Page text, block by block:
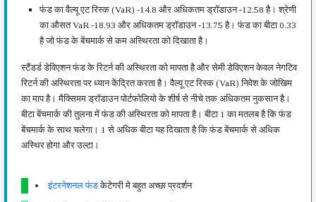
फंड का वैल्यू एट रिस्क (VaR) -14.8 और अधिकतम ड्रॉडाउन -12.58 है। श्रेणी
का औसत VaR -18.93 और अधिकतम ड्रॉडाउन -13.75 है। फंड का बीटा 0.33
है जो फंड के बेंचमार्क से कम अस्थिरता को दिखाता है।
स्टैंडर्ड डेविएशन फंड के रिटर्न की अस्थिरता को मापता है और सेमी डेविएशन केवल नेगटिव
रिटर्न की अस्थिरता पर ध्यान केंद्रित करता है। वैल्यू एट रिस्क (VaR) निवेश के जोखिम
का माप है। मैक्सिमम ड्रॉडाउन पोर्टफोलियो के शीर्ष से नीचे तक अधिकतम नुकसान है।
बीटा बेंचमार्क की तुलना में फंड की अस्थिरता को मापता है। बीटा 1 का मतलब है कि फंड
बेंचमार्क के साथ चलेगा। 1 से अधिक बीटा यह दिखाता है कि फंड बेंचमार्क से अधिक
अस्थिर होगा और उल्टा।
इंटरनेशनल फंडकेटेगरी मे बहुत अच्छा प्रदर्शन